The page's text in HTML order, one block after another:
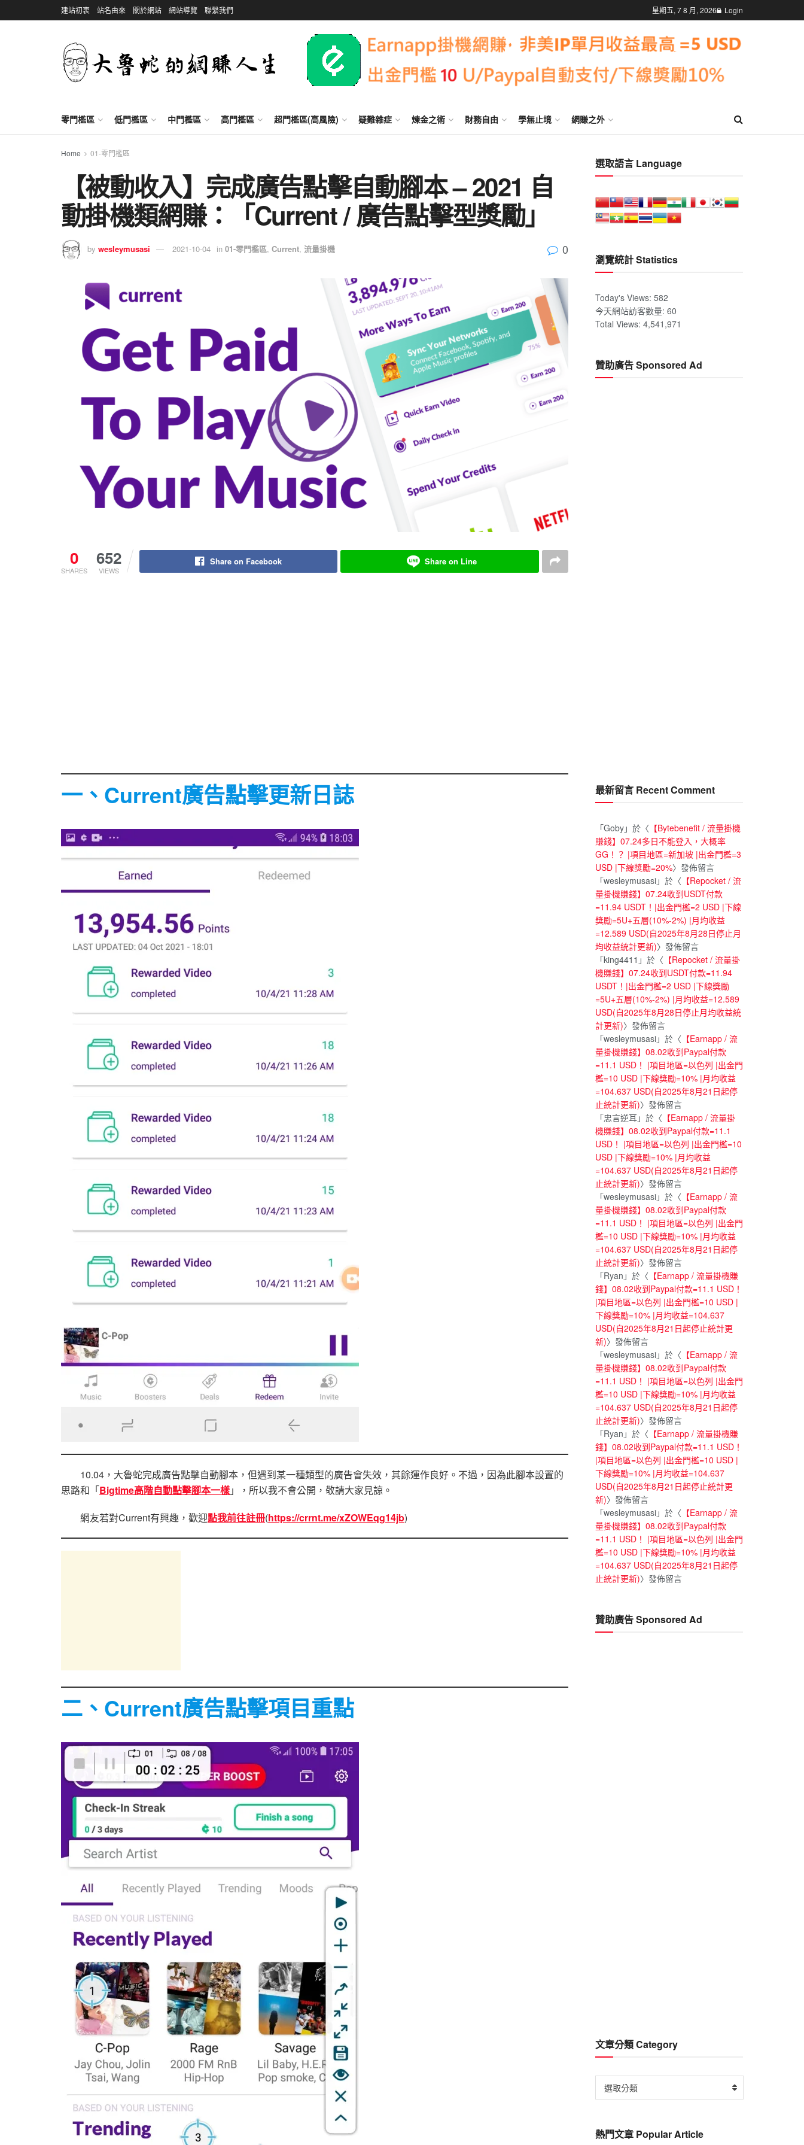
建站初衷 站名由來 關於網站 網站導覽 聯繫我們 星期五, 7 8 月, 2026 Login
零門檻區 低門檻區 中門檻區 高門檻區 超門檻區(高風險) 疑難雜症 煉金之術 財務自由 學無止境 網賺之外
Home 01-零門檻區
【被動收入】完成廣告點擊自動腳本 – 2021 自
動掛機類網賺：「Current / 廣告點擊型獎勵」
by wesleymusasi 2021-10-04 in 01-零門檻區, Current, 流量掛機 0
0
SHARES
652
VIEWS
Share on Facebook Share on Line
一、Current廣告點擊更新日誌
10.04，大魯蛇完成廣告點擊自動腳本，但遇到某一種類型的廣告會失效，其餘運作良好。不過，因為此腳本設置的
思路和「Bigtime高階自動點擊腳本一樣」，所以我不會公開，敬請大家見諒。
網友若對Current有興趣，歡迎點我前往註冊(https://crrnt.me/xZOWEqg14jb)
二、Current廣告點擊項目重點
選取語言 Language
瀏覽統計 Statistics
Today's Views: 582
今天網站訪客數量: 60
Total Views: 4,541,971
贊助廣告 Sponsored Ad
最新留言 Recent Comment
「Goby」於〈 【Bytebenefit / 流量掛機
賺錢】07.24多日不能登入，大概率
GG！？ |項目地區=新加坡 |出金門檻=3
USD |下線獎勵=20%〉發佈留言
「wesleymusasi」於〈 【Repocket / 流
量掛機賺錢】07.24收到USDT付款
=11.94 USDT！|出金門檻=2 USD |下線
獎勵=5U+五層(10%-2%) |月均收益
=12.589 USD(自2025年8月28日停止月
均收益統計更新)〉發佈留言
「king4411 」於〈 【Repocket / 流量掛
機賺錢】07.24收到USDT付款=11.94
USDT！|出金門檻=2 USD |下線獎勵
=5U+五層(10%-2%) |月均收益=12.589
USD(自2025年8月28日停止月均收益統
計更新)〉發佈留言
「wesleymusasi」於〈 【Earnapp / 流
量掛機賺錢】08.02收到Paypal付款
=11.1 USD！ |項目地區=以色列 |出金門
檻=10 USD |下線獎勵=10% |月均收益
=104.637 USD(自2025年8月21日起停
止統計更新)〉發佈留言
「忠言逆耳 」於〈 【Earnapp / 流量掛
機賺錢】08.02收到Paypal付款=11.1
USD！ |項目地區=以色列 |出金門檻=10
USD |下線獎勵=10% |月均收益
=104.637 USD(自2025年8月21日起停
止統計更新)〉發佈留言
「wesleymusasi」於〈 【Earnapp / 流
量掛機賺錢】08.02收到Paypal付款
=11.1 USD！ |項目地區=以色列 |出金門
檻=10 USD |下線獎勵=10% |月均收益
=104.637 USD(自2025年8月21日起停
止統計更新)〉發佈留言
「Ryan 」於〈 【Earnapp / 流量掛機賺
錢】08.02收到Paypal付款=11.1 USD！
|項目地區=以色列 |出金門檻=10 USD |
下線獎勵=10% |月均收益=104.637
USD(自2025年8月21日起停止統計更
新)〉發佈留言
「wesleymusasi」於〈 【Earnapp / 流
量掛機賺錢】08.02收到Paypal付款
=11.1 USD！ |項目地區=以色列 |出金門
檻=10 USD |下線獎勵=10% |月均收益
=104.637 USD(自2025年8月21日起停
止統計更新)〉發佈留言
「Ryan 」於〈 【Earnapp / 流量掛機賺
錢】08.02收到Paypal付款=11.1 USD！
|項目地區=以色列 |出金門檻=10 USD |
下線獎勵=10% |月均收益=104.637
USD(自2025年8月21日起停止統計更
新)〉發佈留言
「wesleymusasi」於〈 【Earnapp / 流
量掛機賺錢】08.02收到Paypal付款
=11.1 USD！ |項目地區=以色列 |出金門
檻=10 USD |下線獎勵=10% |月均收益
=104.637 USD(自2025年8月21日起停
止統計更新)〉發佈留言
贊助廣告 Sponsored Ad
文章分類 Category
Category
選取分類
熱門文章 Popular Article